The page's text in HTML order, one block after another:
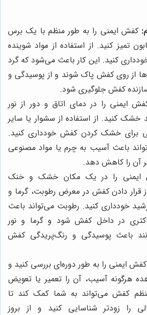
کفش ایمنی را به طور منظم با یک برس
تمیز کنید. از استفاده از مواد شوینده
کنید. این کار باعث می‌شود که گرد
از روی کفش پاک شوند و از پوسیدگی و
کفش جلوگیری شود.
ایمنی را در دمای اتاق و دور از نور
خشک کنید. از استفاده از سشوار یا سایر
برای خشک کردن کفش خودداری کنید.
باعث آسیب به چرم یا مواد مصنوعی
آن را کاهش دهد.
ایمنی را در یک مکان خشک و خنک
قرار دادن کفش در معرض رطوبت، گرما و
خودداری کنید. رطوبت می‌تواند باعث
در داخل کفش شود و گرما و نور
باعث پوسیدگی و رنگ‌پریدگی کفش
کفش ایمنی را به طور دوره‌ای بررسی کنید و
هرگونه آسیب، آن را تعمیر یا تعویض
کفش می‌تواند به شما کمک کند تا
را زودتر شناسایی کنید و از بروز